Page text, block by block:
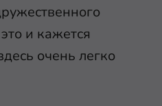
и кажется
очень легко